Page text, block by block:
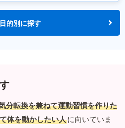
的別に探す
分転換を兼ねて運動習慣を作りた
体を動かしたい人に向いていま